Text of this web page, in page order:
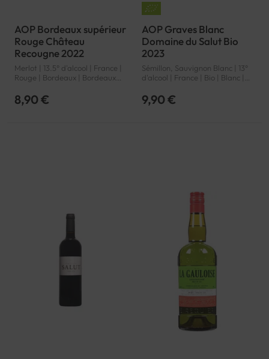
AOP Bordeaux supérieur
Rouge Château
Recougne 2022
Merlot | 13.5° d'alcool | France |
Rouge | Bordeaux | Bordeaux
8,90 €
AOP Graves Blanc
Domaine du Salut Bio
2023
Sémillon, Sauvignon Blanc | 13°
d'alcool | France | Bio | Blanc |
9,90 €